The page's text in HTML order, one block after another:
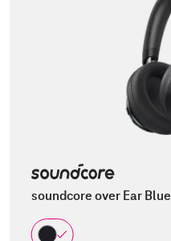
soundcore over Ear